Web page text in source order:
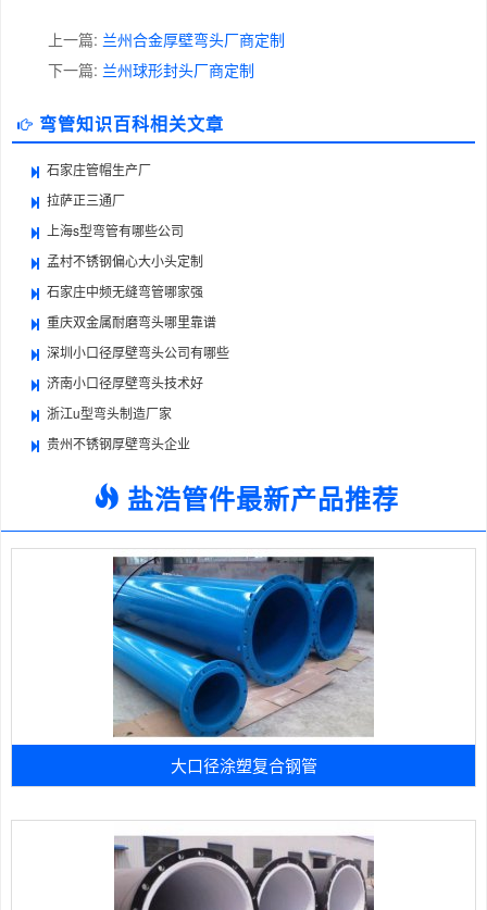
上一篇: 兰州合金厚壁弯头厂商定制
下一篇: 兰州球形封头厂商定制
弯管知识百科相关文章
石家庄管帽生产厂
拉萨正三通厂
上海s型弯管有哪些公司
孟村不锈钢偏心大小头定制
石家庄中频无缝弯管哪家强
重庆双金属耐磨弯头哪里靠谱
深圳小口径厚壁弯头公司有哪些
济南小口径厚壁弯头技术好
浙江u型弯头制造厂家
贵州不锈钢厚壁弯头企业
盐浩管件最新产品推荐
大口径涂塑复合钢管